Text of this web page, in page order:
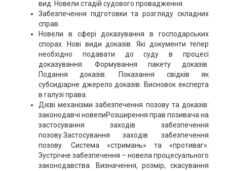
вид. Новели стадій судового провадження.
Забезпечення підготовки та розгляду складних
справ.
Новели в сфері доказування в господарських
спорах. Нові види доказів. Які документи тепер
необхідно подавати до суду в процесі
доказування. Формування пакету доказів.
Подання доказів. Показання свідків як
субсидіарне джерело доказів. Висновок експерта
в галузі права.
Дієві механізми забезпечення позову та доказів:
законодавчі новелиРозширення прав позивача на
застосування заходів забезпечення
позову.Застосування заходів забезпечення
позову. Система «стримань» та «противаг».
Зустрічне забезпечення – новела процесуального
законодавства. Визначення, розмір, скасування